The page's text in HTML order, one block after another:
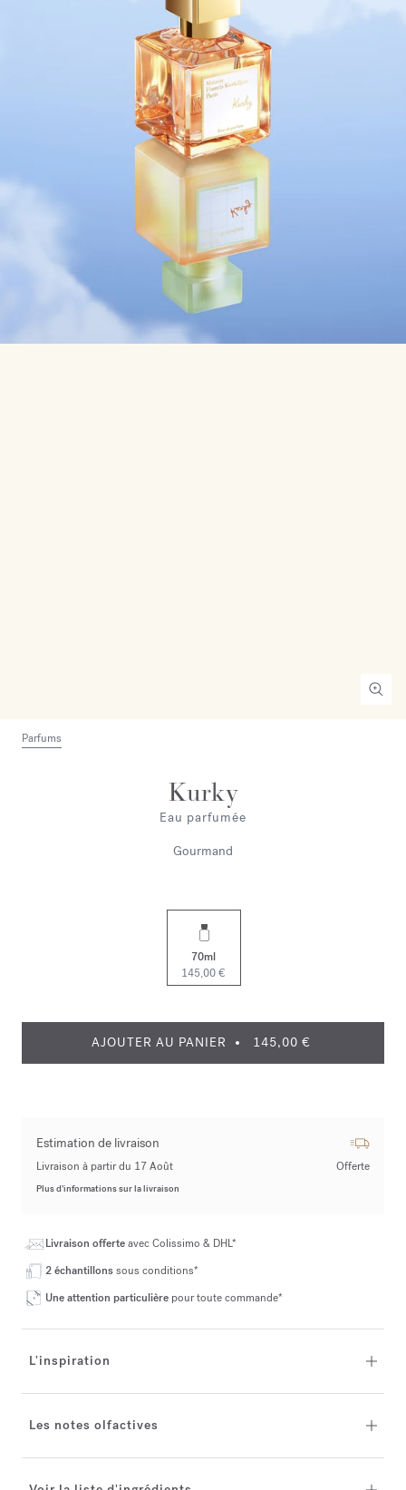
Parfums
Kurky
Eau parfumée
Gourmand
70ml
145,00 €
AJOUTER AU PANIER 145,00 €
Estimation de livraison
Livraison à partir du 17 Août Offerte
Plus d’informations sur la livraison
Livraison offerteavec Colissimo & DHL*
2 échantillonssous conditions*
Une attention particulière pour toute commande*
L'inspiration
Les notes olfactives